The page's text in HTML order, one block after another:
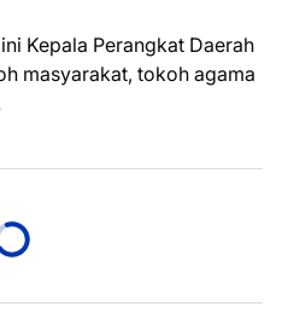
Kepala Perangkat Daerah
masyarakat, tokoh agama